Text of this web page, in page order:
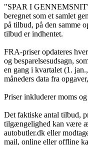
"SPAR I
beregnet som et samlet
på tilbud, på den samme
tilbud er indhentet.
FRA-priser opdateres
og besparelsesudsagn,
en gang i kvartalet (1.
måneders data fra
Priser inkluderer moms
Det faktiske antal tilbud,
tilgængelighed kan være
autobutler.dk eller
mail, online eller offline